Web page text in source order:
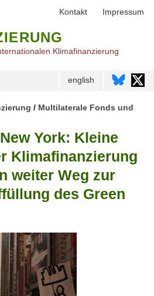
Klimafinanzierung
english
/ Multilaterale Fonds und
York: Kleine
Klimafinanzierung
weiter Weg zur
des Green
Kontakt Impressum